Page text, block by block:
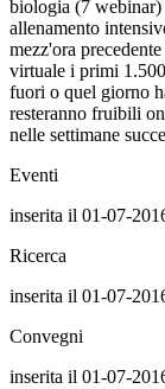
biologia (7
allenamento
mezz'ora
virtuale i primi
fuori o quel giorno
resteranno fruibili
nelle settimane
Eventi
inserita il 01-07-
Ricerca
inserita il 01-07-
Convegni
inserita il 01-07-